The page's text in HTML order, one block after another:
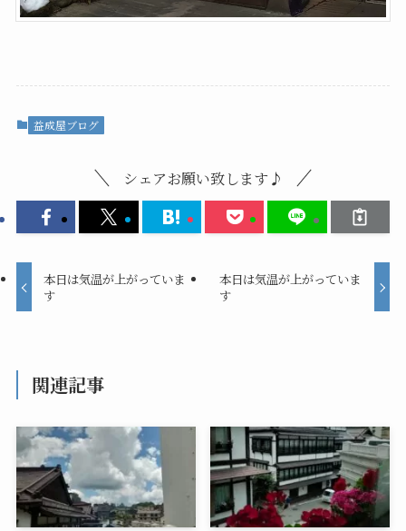
益成屋ブログ
シェアお願い致します♪
本日は気温が上がっていま
す
本日は気温が上がっていま
す
関連記事